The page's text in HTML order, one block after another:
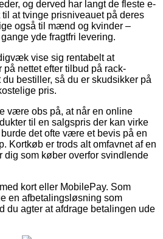
og derved har langt de fleste e-
at tvinge prisniveauet på deres
også til mænd og kvinder –
yde fragtfri levering.
vise sig rentabelt at
nettet efter tilbud på rack-
du bestiller, så du er skudsikker på
pris.
være obs på, at når en online
til en salgspris der kan virke
det ofte være et bevis på en
Kortkøb er trods alt omfavnet af en
dig som køber overfor svindlende
kort eller MobilePay. Som
en afbetalingsløsning som
du agter at afdrage betalingen ude